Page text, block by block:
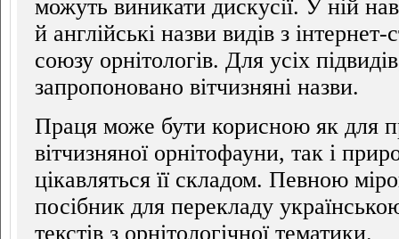
можуть виникати дискусії. У ній
й англійські назви видів з
союзу орнітологів. Для усіх
запропоновано вітчизняні назви.
Праця може бути корисною як для
вітчизняної орнітофауни, так і
цікавляться її складом. Певною
посібник для перекладу
текстів з орнітологічної тематики.